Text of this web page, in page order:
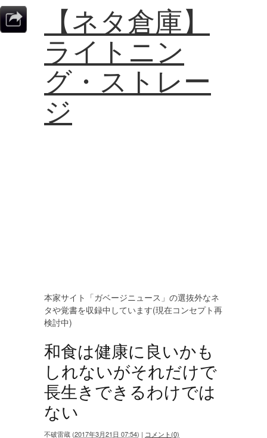
【ネタ倉庫】
ライトニン
グ・ストレー
ジ
本家サイト「ガベージニュース」の選抜外なネ
タや覚書を収録中しています(現在コンセプト再
検討中)
和食は健康に良いかも
しれないがそれだけで
長生きできるわけでは
ない
不破雷蔵 (2017年3月21日 07:54) | コメント(0)